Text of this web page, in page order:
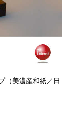
（美濃産和紙／日